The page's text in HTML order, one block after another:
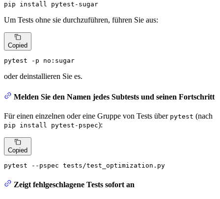
pip install pytest-sugar
Um Tests ohne sie durchzuführen, führen Sie aus:
Copied
pytest -p no:sugar
oder deinstallieren Sie es.
Melden Sie den Namen jedes Subtests und seinen Fortschritt
Für einen einzelnen oder eine Gruppe von Tests über pytest (nach
pip install pytest-pspec):
Copied
pytest --pspec tests/test_optimization.py
Zeigt fehlgeschlagene Tests sofort an